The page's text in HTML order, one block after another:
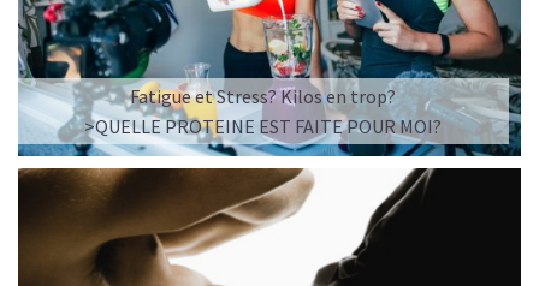
Fatigue et Stress? Kilos en trop?
>QUELLE PROTEINE EST FAITE POUR MOI?